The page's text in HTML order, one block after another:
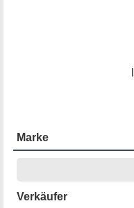
Marke
Verkäufer